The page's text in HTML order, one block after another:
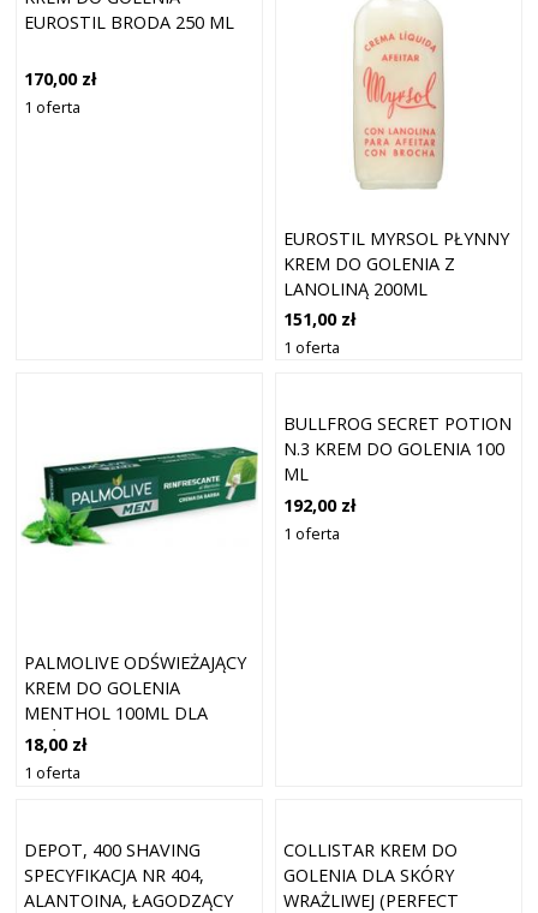
EUROSTIL BRODA 250 ML
170,00 zł
1 oferta
EUROSTIL MYRSOL PŁYNNY
KREM DO GOLENIA Z
LANOLINĄ 200ML
151,00 zł
1 oferta
PALMOLIVE ODŚWIEŻAJĄCY
KREM DO GOLENIA
MENTHOL 100ML DLA
MĘŻCZYZN
18,00 zł
1 oferta
BULLFROG SECRET POTION
N.3 KREM DO GOLENIA 100
ML
192,00 zł
1 oferta
DEPOT, 400 SHAVING
SPECYFIKACJA NR 404,
ALANTOINA, ŁAGODZĄCY
COLLISTAR KREM DO
GOLENIA DLA SKÓRY
WRAŻLIWEJ (PERFECT